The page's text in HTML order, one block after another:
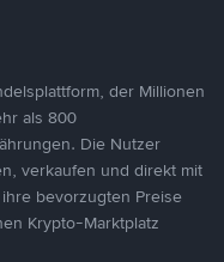
der Millionen
als 800
Die Nutzer
verkaufen und direkt mit
bevorzugten Preise
Krypto-Marktplatz